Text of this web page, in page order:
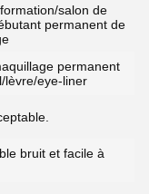
salon de
permanent de
permanent
lèvre/eye-liner
bruit et facile à